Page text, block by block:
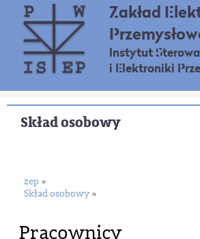
Zakład
Instytut
i Elektroniki
Skład osobowy
zep »
Skład osobowy »
Pracownicy